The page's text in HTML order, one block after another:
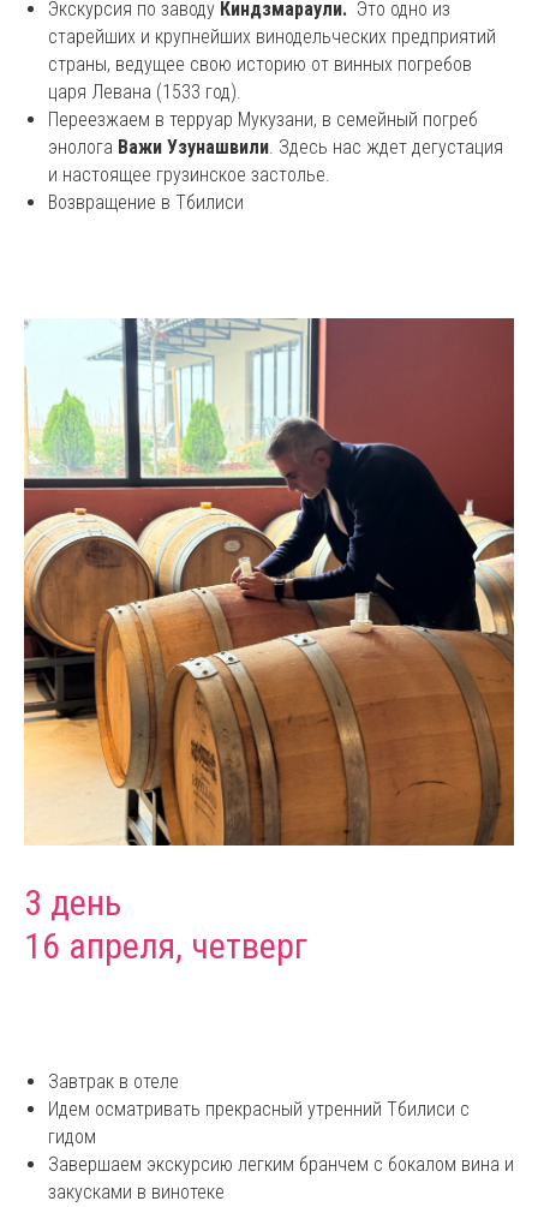
Экскурсия по заводу Киндзмараули. Это одно из
старейших и крупнейших винодельческих предприятий
страны, ведущее свою историю от винных погребов
царя Левана (1533 год).
Переезжаем в терруар Мукузани, в семейный погреб
энолога Важи Узунашвили . Здесь нас ждет дегустация
и настоящее грузинское застолье.
Возвращение в Тбилиси
3 день
16 апреля, четверг
Завтрак в отеле
Идем осматривать прекрасный утренний Тбилиси с
гидом
Завершаем экскурсию легким бранчем с бокалом вина и
закусками в винотеке